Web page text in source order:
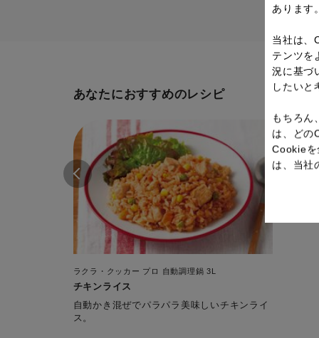
あなたにおすすめのレシピ
ラクラ・クッカー プロ 自動調理鍋 3L
チキンライス
自動かき混ぜでパラパラ美味しいチキンライ
ス。
あります。
当社は、
テンツを
況に基づ
したいと
もちろん
は、どの
Cookieを
は、当社